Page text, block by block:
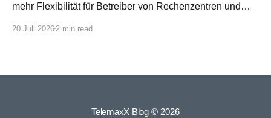
mehr Flexibilität für Betreiber von Rechenzentren und
20 Juli 2026 2 min read
TelemaxX Blog © 2026